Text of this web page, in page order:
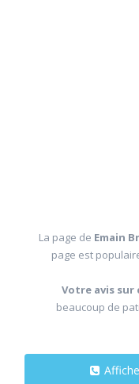
La page de Emain
page est
Votre avis sur
beaucoup de